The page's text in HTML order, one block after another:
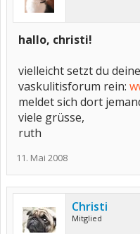
hallo, christi!
vielleicht setzt du
vaskulitisforum rein:
meldet sich dort
viele grüsse,
ruth
11. Mai 2008
Christi
Mitglied